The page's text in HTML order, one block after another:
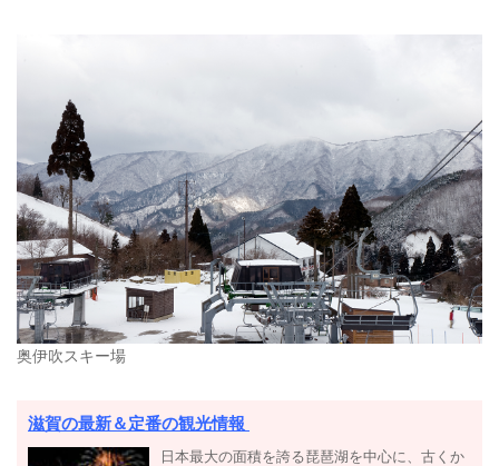
奥伊吹スキー場
滋賀の最新＆定番の観光情報
日本最大の面積を誇る琵琶湖を中心に、古くか